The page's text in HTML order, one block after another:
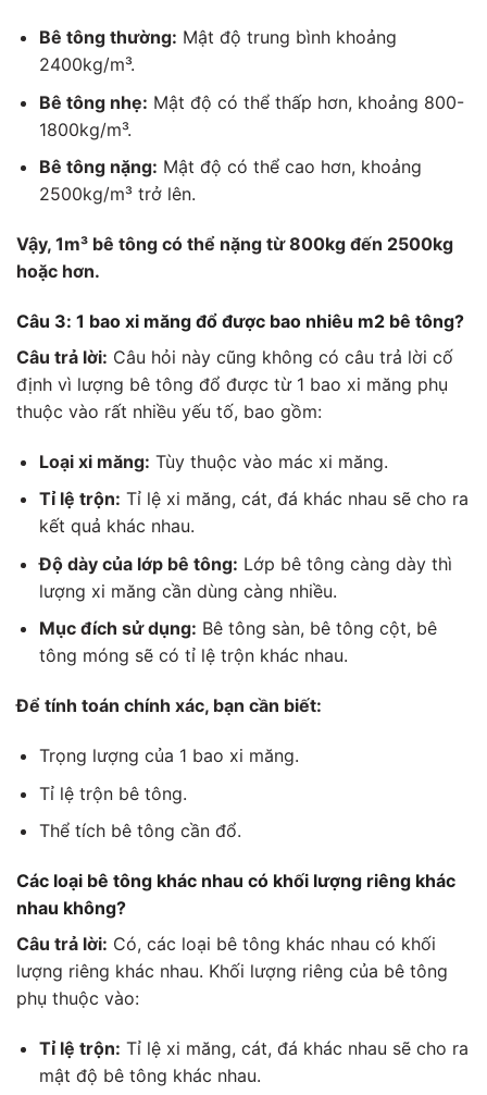
Bê tông thường: Mật độ trung bình khoảng
2400kg/m³.
Bê tông nhẹ: Mật độ có thể thấp hơn, khoảng 800-
1800kg/m³.
Bê tông nặng: Mật độ có thể cao hơn, khoảng
2500kg/m³ trở lên.
Vậy, 1m³ bê tông có thể nặng từ 800kg đến 2500kg
hoặc hơn.
Câu 3: 1 bao xi măng đổ được bao nhiêu m2 bê tông?
Câu trả lời: Câu hỏi này cũng không có câu trả lời cố
định vì lượng bê tông đổ được từ 1 bao xi măng phụ
thuộc vào rất nhiều yếu tố, bao gồm:
Loại xi măng: Tùy thuộc vào mác xi măng.
Tỉ lệ trộn: Tỉ lệ xi măng, cát, đá khác nhau sẽ cho ra
kết quả khác nhau.
Độ dày của lớp bê tông: Lớp bê tông càng dày thì
lượng xi măng cần dùng càng nhiều.
Mục đích sử dụng: Bê tông sàn, bê tông cột, bê
tông móng sẽ có tỉ lệ trộn khác nhau.
Để tính toán chính xác, bạn cần biết:
Trọng lượng của 1 bao xi măng.
Tỉ lệ trộn bê tông.
Thể tích bê tông cần đổ.
Các loại bê tông khác nhau có khối lượng riêng khác
nhau không?
Câu trả lời: Có, các loại bê tông khác nhau có khối
lượng riêng khác nhau. Khối lượng riêng của bê tông
phụ thuộc vào:
Tỉ lệ trộn: Tỉ lệ xi măng, cát, đá khác nhau sẽ cho ra
mật độ bê tông khác nhau.